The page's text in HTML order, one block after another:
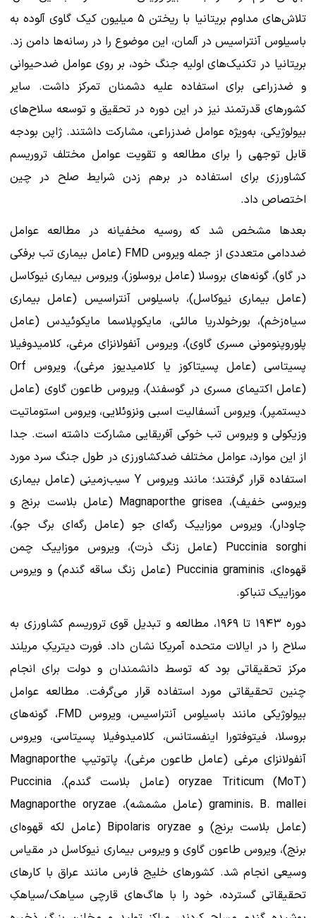
تلاش‌های مداوم بریتانیا با ریختن ۵ میلیون کیک گاوی آلوده به
باسیلوس آنتراسیس در آلمان، این موضوع را در رسانه‌ها دامن زد.
بریتانیا در تکنیک‌های اولیه جنگ خود، بر روی عوامل ضدحیوانی
و ضدزراعی برای استفاده علیه دشمنان تمرکز داشت. سایر
کشورهای قدرتمند نیز در این دوره در تحقیق و توسعه سلاح‌های
بیولوژیکی، به‌ویژه عوامل ضدزراعی، مشارکت داشتند. ژاپن بودجه
قابل توجهی را برای مطالعه و تقویت عوامل مختلف تروریسم
کشاورزی برای استفاده در برهم زدن شرایط صلح در چین
اختصاص داد.
بعدها مشخص شد که روسیه مخفیانه در مطالعه عوامل
ضددامی متعددی از جمله ویروس FMD (عامل بیماری تب برفکی
در گاو)، گونه‌های بروسلا (عامل بروسلوز)، ویروس بیماری نیوکاسل
(عامل بیماری نیوکاسل)، باسیلوس آنتراسیس (عامل بیماری
سیاه‌زخم)، بورخولدریا مالئی، مایکوپلاسما مایکوئیدس (عامل
پلوروپنومونی مسری گاوی)، ویروس آنفولانزای مرغی، کلامیدوفیلا
پسیتاسی (عامل پسیتاکوز یا کلامیدیوز مرغی)، ویروس Orf
(عامل اکتیمای مسری در گوسفند)، ویروس طاعون گاوی (عامل
دیستمپر)، ویروس آنسفالیت اسبی ونزوئلایی، ویروس استوماتیت
وزیکولی و ویروس تب خوکی آفریقایی مشارکت داشته است. جدا
از این موارد، عوامل مختلف ضدکشاورزی در طول جنگ سرد مورد
استفاده قرار گرفتند؛ مانند ویروس Y سیب‌زمینی (عامل بیماری
ویروسی خفیف)، Magnaporthe grisea (عامل بلاست برنج و
چاودار)، ویروس موزاییک رگه‌ای جو (عامل رگه‌ای برگ جو)،
Puccinia sorghi (عامل زنگ ذرت)، ویروس موزاییک چمن
قهوه‌ای، Puccinia graminis (عامل زنگ ساقه گندم) و ویروس
موزاییک تنباکو.
دوره ۱۹۴۳ تا ۱۹۶۹، مطالعه و تبدیل قوی تروریسم کشاورزی به
سلاح را در ایالات متحده آمریکا نشان داد. فورت دیتریکِ مریلند
مرکز تحقیقاتی بود که توسط دانشمندان و دولت برای انجام
چنین تحقیقاتی مورد استفاده قرار می‌گرفت. مطالعه عوامل
بیولوژیکی مانند باسیلوس آنتراسیس، ویروس FMD، گونه‌های
بروسلا، فیتوفتورا اینفستانس، کلامیدوفیلا پسیتاسی، ویروس
آنفولانزای مرغی (عامل طاعون مرغی)، پاتوتیپ Magnaporthe
oryzae Triticum (MoT) (عامل بلاست گندم)، Puccinia
graminis، B. mallei (عامل مشمشه)، Magnaporthe oryzae
(عامل بلاست برنج) و Bipolaris oryzae (عامل لکه قهوه‌ای
برنج)، ویروس طاعون گاوی و ویروس بیماری نیوکاسل در مقیاس
وسیعی انجام شد. کشورهای خلیج فارس مانند عراق با کارهای
تحقیقاتی گسترده، خود را با هاگ‌های قارچی سیاهک/سیاهکِ